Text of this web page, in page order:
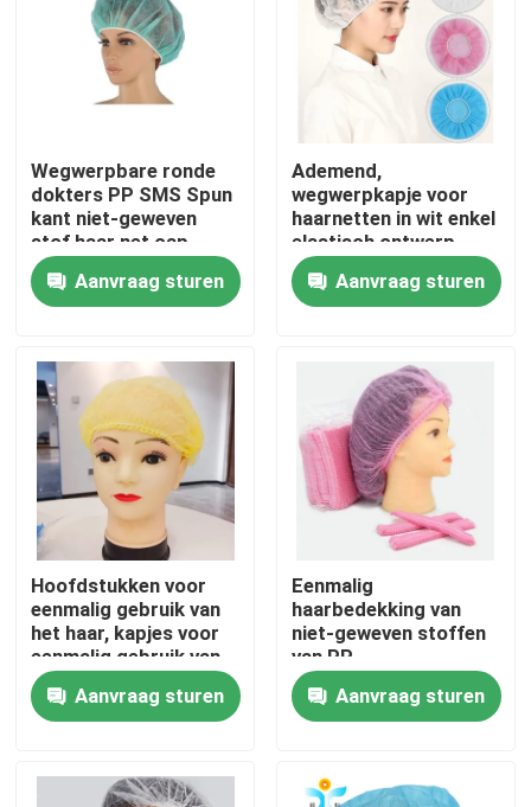
Huis
Producten
Ongeveer ons
Fabrieksreis
Kwaliteitscontrole
Contacteer ons
Verzoek om een Citaat
Beschikbare Beschermende Slijtage
Wegwerpbare ronde
dokters PP SMS Spun
kant niet-geweven
stof haar net cap
Aanvraag sturen
Ademend,
wegwerpkapje voor
haarnetten in wit enkel
elastisch ontwerp
Aanvraag sturen
Hoofdstukken voor
eenmalig gebruik van
het haar, kapjes voor
eenmalig gebruik van
het haar, niet-geweven
stoffen van PP voor
de voedingsindustrie
Aanvraag sturen
Eenmalig
haarbedekking van
niet-geweven stoffen
van PP
Aanvraag sturen